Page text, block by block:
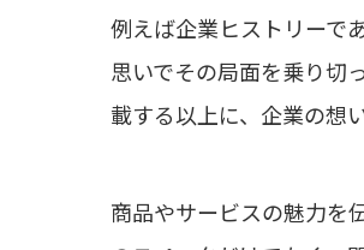
例えば企業ヒストリーで
思いでその局面を乗り切
載する以上に、企業の想
商品やサービスの魅力を